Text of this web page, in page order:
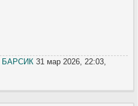
БАРСИК 31 мар 2026, 22:03,